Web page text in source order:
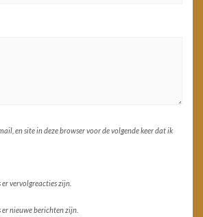
en site in deze browser voor de volgende keer dat ik
vervolgreacties zijn.
nieuwe berichten zijn.